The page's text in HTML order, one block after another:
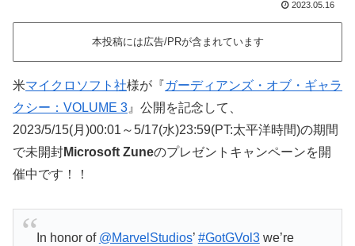
2023.05.16
本投稿には広告/PRが含まれています
米マイクロソフト社様が『ガーディアンズ・オブ・ギャラ
クシー：VOLUME 3 』公開を記念して、
2023/5/15(月)00:01～5/17(水)23:59(PT:太平洋時間)の期間
で未開封Microsoft Zuneのプレゼントキャンペーンを開
催中です！！
In honor of @MarvelStudios’ #GotGVol3we’re